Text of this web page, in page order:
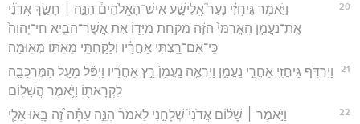
20
וַיֹּ֣אמֶר גֵּיחֲזִ֗י נַעַר֮ אֱלִישָׁ֣ע אִישׁ־הָאֱלֹהִים֒ הִנֵּ֣ה ׀ חָשַׂ֣ךְ אֲדֹנִ֗י
אֶֽת־נַעֲמָ֤ן הָֽאֲרַמִּי֙ הַזֶּ֔ה מִקַּ֥חַת מִיָּד֖וֹ אֵ֣ת אֲשֶׁר־הֵבִ֑יא חַי־יְהוָה֙
כִּֽי־אִם־רַ֣צְתִּי אַחֲרָ֔יו וְלָקַחְתִּ֥י מֵאִתּ֖וֹ מְאֽוּמָה׃
21
וַיִּרְדֹּ֥ף גֵּיחֲזִ֖י אַחֲרֵ֣י נַֽעֲמָ֑ן וַיִּרְאֶ֤ה נַֽעֲמָן֙ רָ֣ץ אַחֲרָ֔יו וַיִּפֹּ֞ל מֵעַ֧ל הַמֶּרְכָּבָ֛ה
לִקְרָאת֖וֹ וַיֹּ֥אמֶר הֲשָׁלֽוֹם׃
22
וַיֹּ֣אמֶר ׀ שָׁל֗וֹם אֲדֹנִי֮ שְׁלָחַ֣נִי לֵאמֹר֒ הִנֵּ֣ה עַתָּ֡ה זֶ֠ה בָּ֣אוּ אֵלַ֧י